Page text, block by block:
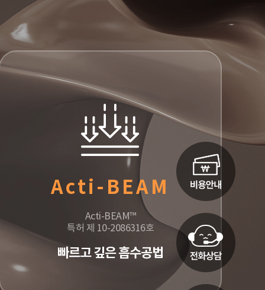
Acti-BEAM
Acti-BEAM™
특허 제 10-2086316호
빠르고 깊은 흡수공법